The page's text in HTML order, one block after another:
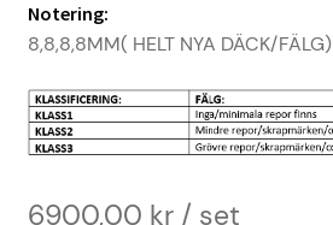
Notering:
8,8,8,8MM( HELT NYA DÄCK/FÄLG)
6900,00 kr